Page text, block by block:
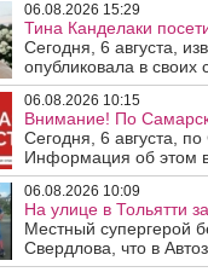
06.08.2026 15:29
Тина Канделаки
Сегодня, 6 августа,
опубликовала в своих
06.08.2026 10:15
Внимание! По
Сегодня, 6 августа,
Информация об этом
06.08.2026 10:09
На улице в Тольятти
Местный супергерой
Свердлова, что в